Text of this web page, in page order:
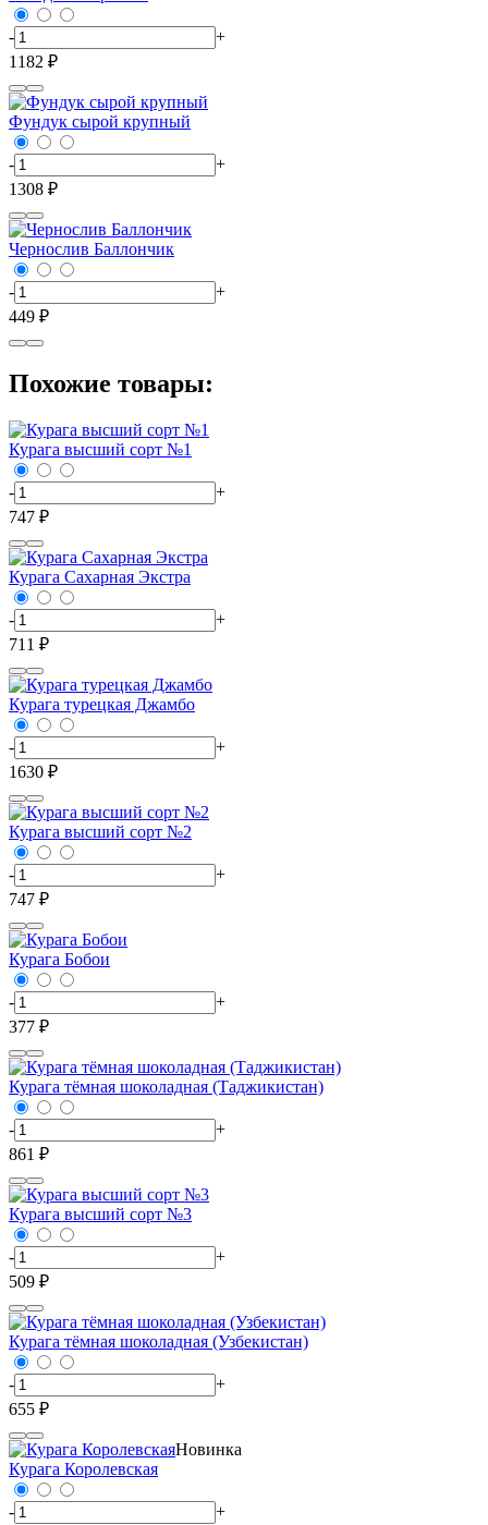
-
+
1182 ₽
Фундук сырой крупный
-
+
1308 ₽
Чернослив Баллончик
-
+
449 ₽
Похожие товары:
Курага высший сорт №1
-
+
747 ₽
Курага Сахарная Экстра
-
+
711 ₽
Курага турецкая Джамбо
-
+
1630 ₽
Курага высший сорт №2
-
+
747 ₽
Курага Бобои
-
+
377 ₽
Курага тёмная шоколадная (Таджикистан)
-
+
861 ₽
Курага высший сорт №3
-
+
509 ₽
Курага тёмная шоколадная (Узбекистан)
-
+
655 ₽
Новинка
Курага Королевская
-
+